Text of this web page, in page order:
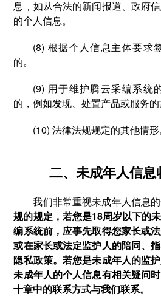
息，如从合法的新闻报道、政府
的个人信息。
(8) 根据个人信息主体要求
的。
(9) 用于维护腾云采编系统
的，例如发现、处置产品或服务的
(10) 法律法规规定的其他情形
二、未成年人信息
我们非常重视未成年人信息的
规的规定，若您是18周岁以下的
编系统前，应事先取得您家长或
或在家长或法定监护人的陪同、
隐私政策。若您是未成年人的监
未成年人的个人信息有相关疑问
十章中的联系方式与我们联系。